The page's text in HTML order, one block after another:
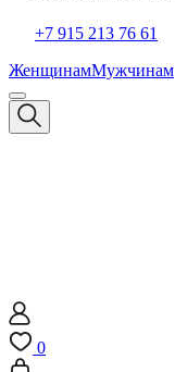
+7 915 213 76 61
ЖенщинамМужчинам
0